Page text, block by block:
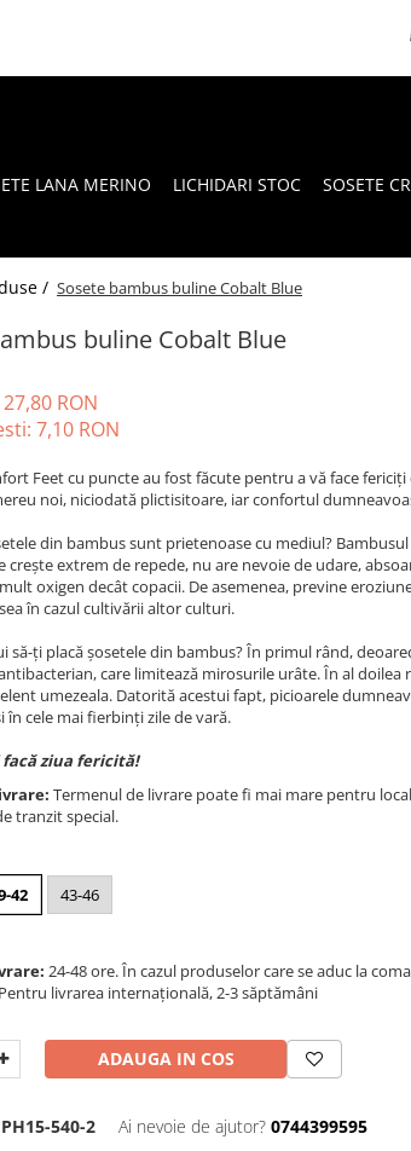
LANA MERINO LICHIDARI STOC SOSETE
/ Sosete bambus buline Cobalt Blue
buline Cobalt Blue
27,80 RON
7,10 RON
Feet cu puncte au fost făcute pentru a vă face
noi, niciodată plictisitoare, iar confortul
din bambus sunt prietenoase cu mediul?
crește extrem de repede, nu are nevoie de udare,
oxigen decât copacii. De asemenea, previne
în cazul cultivării altor culturi.
să-ți placă șosetele din bambus? În primul rând,
care limitează mirosurile urâte. În al doilea
umezeala. Datorită acestui fapt, picioarele
în cele mai fierbinți zile de vară.
ziua fericită!
Termenul de livrare poate fi mai mare pentru
tranzit special.
42 43-46
24-48 ore. În cazul produselor care se aduc la
livrarea internațională, 2-3 săptămâni
ADAUGA IN COS
PH15-540-2 Ai nevoie de ajutor? 0744399595